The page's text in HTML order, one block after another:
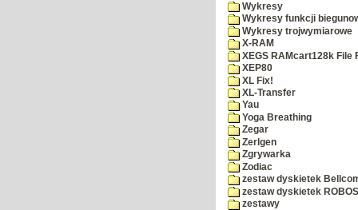
Wykresy
Wykresy funkcji
Wykresy trojwymiarowe
X-RAM
XEGS RAMcart128k File
XEP80
XL Fix!
XL-Transfer
Yau
Yoga Breathing
Zegar
Zerlgen
Zgrywarka
Zodiac
zestaw dyskietek
zestaw dyskietek
zestawy